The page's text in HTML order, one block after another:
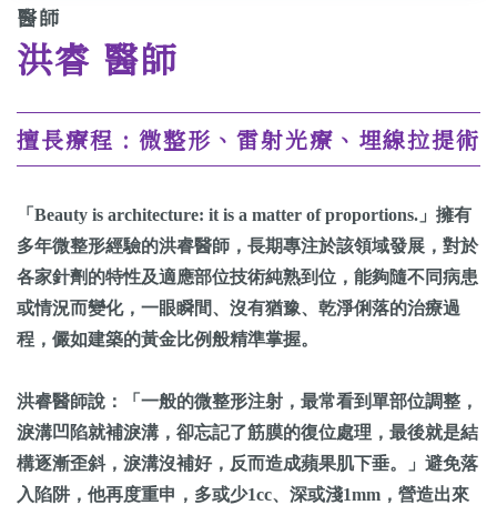
醫師
洪睿 醫師
擅長療程 : 微整形、雷射光療、埋線拉提術
「Beauty is architecture: it is a matter of proportions.」擁有
多年微整形經驗的洪睿醫師，長期專注於該領域發展，對於
各家針劑的特性及適應部位技術純熟到位，能夠隨不同病患
或情況而變化，一眼瞬間、沒有猶豫、乾淨俐落的治療過
程，儼如建築的黃金比例般精準掌握。
洪睿醫師說：「一般的微整形注射，最常看到單部位調整，
淚溝凹陷就補淚溝，卻忘記了筋膜的復位處理，最後就是結
構逐漸歪斜，淚溝沒補好，反而造成蘋果肌下垂。」避免落
入陷阱，他再度重申，多或少1cc、深或淺1mm，營造出來